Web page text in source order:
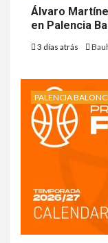
Álvaro
en Palencia
3 días atrás
PALENCIA